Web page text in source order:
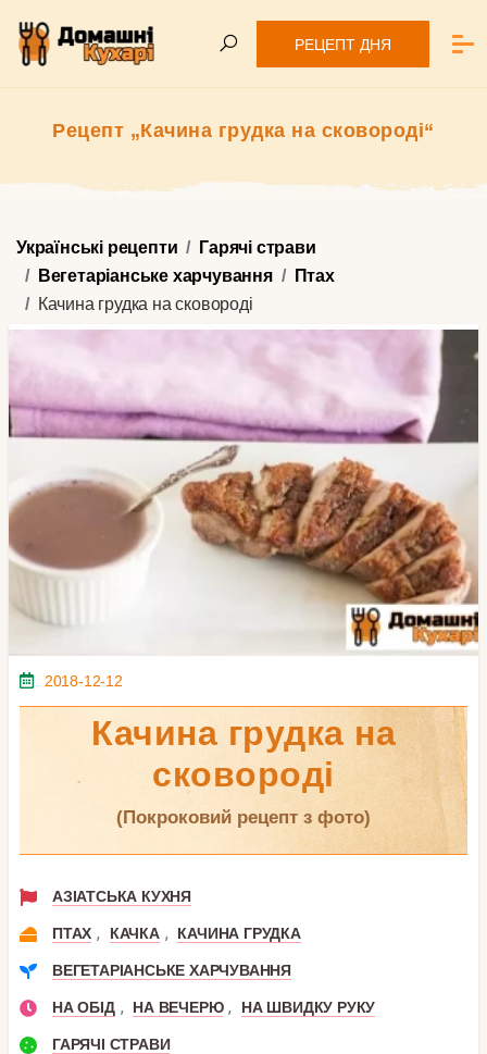
РЕЦЕПТ ДНЯ
Рецепт „Качина грудка на сковороді“
Українські рецепти
Гарячі страви
Вегетаріанське харчування
Птах
Качина грудка на сковороді
2018-12-12
Качина грудка на
сковороді
(покроковий рецепт з фото)
АЗІАТСЬКА КУХНЯ
ПТАХ , КАЧКА , КАЧИНА ГРУДКА
ВЕГЕТАРІАНСЬКЕ ХАРЧУВАННЯ
НА ОБІД , НА ВЕЧЕРЮ , НА ШВИДКУ РУКУ
ГАРЯЧІ СТРАВИ